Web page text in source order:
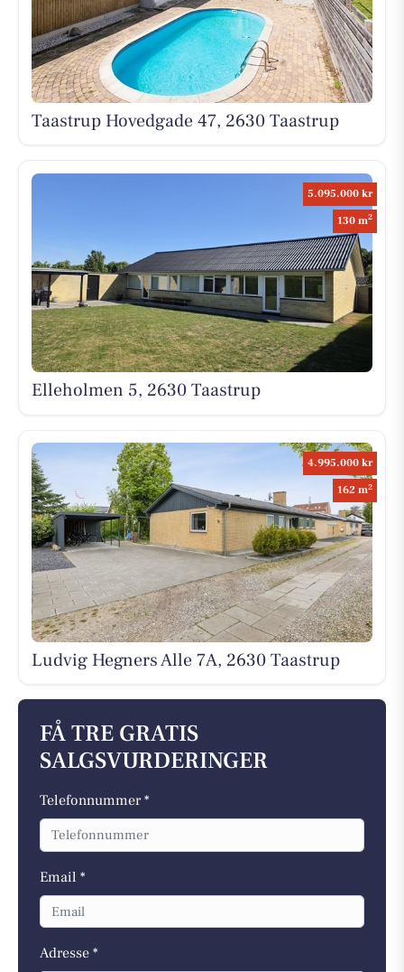
Taastrup Hovedgade 47, 2630 Taastrup
5.095.000 kr
130 m2
Elleholmen 5, 2630 Taastrup
4.995.000 kr
162 m2
Ludvig Hegners Alle 7A, 2630 Taastrup
FÅ TRE GRATIS
SALGSVURDERINGER
Telefonnummer *
Email *
Adresse *